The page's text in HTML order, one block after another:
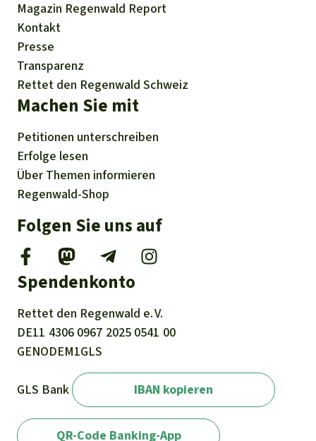
Magazin Regenwald Report
Kontakt
Presse
Transparenz
Rettet den Regenwald Schweiz
Machen Sie mit
Petitionen unterschreiben
Erfolge lesen
Über Themen informieren
Regenwald-Shop
Folgen Sie uns auf
Spendenkonto
Rettet den Regenwald e. V.
DE11 4306 0967 2025 0541 00
GENODEM1GLS
GLS Bank IBAN kopieren
QR-Code Banking-App